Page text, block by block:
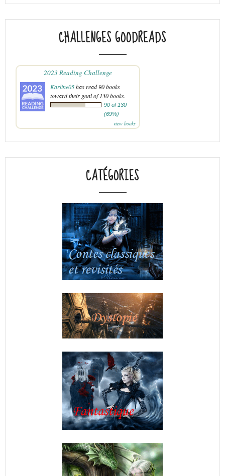
CHALLENGES GOODREADS
2023 Reading Challenge
Karline05has read 90 books
toward their goal of 130 books.
90 of 130
(69%)
view books
CATÉGORIES